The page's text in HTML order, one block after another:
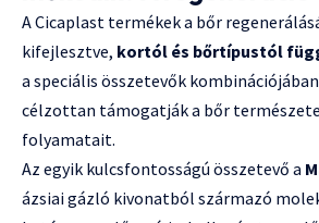
A Cicaplast termékek a bőr
kifejlesztve, kortól és bőrtípustól
a speciális összetevők
célzottan támogatják a bőr
folyamatait.
Az egyik kulcsfontosságú összetevő a
ázsiai gázló kivonatból származó